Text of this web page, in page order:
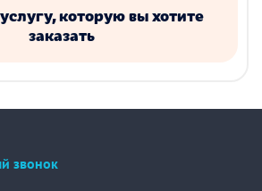
которую вы хотите
заказать
звонок